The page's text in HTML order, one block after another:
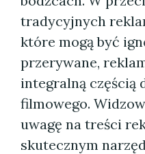
tradycyjnych
które mogą być
przerywane,
integralną częścią
filmowego.
uwagę na treści
skutecznym